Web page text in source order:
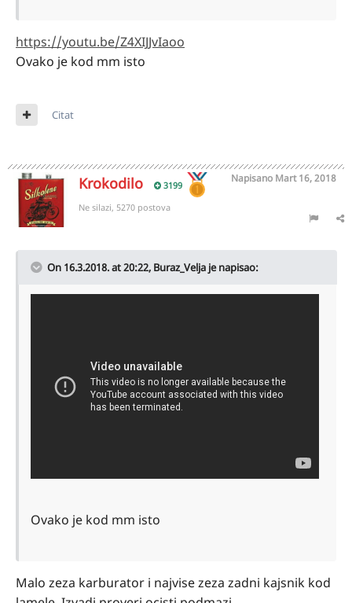
https://youtu.be/Z4XIJJvIaoo
Ovako je kod mm isto
Citat
Krokodilo 3199
Napisano Mart 16, 2018
Ne silazi, 5270 postova
On 16.3.2018. at 20:22, Buraz_Velja je napisao:
Ovako je kod mm isto
Malo zeza karburator i najvise zeza zadni kajsnik kod